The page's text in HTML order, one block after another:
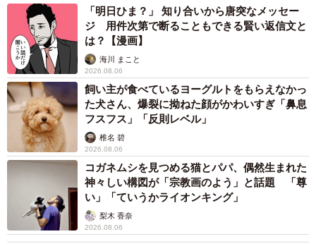
「明日ひま？」 知り合いから唐突なメッセー
ジ 用件次第で断ることもできる賢い返信文と
は？【漫画】
海川 まこと
2026.08.06
飼い主が食べているヨーグルトをもらえなかっ
た犬さん、爆裂に拗ねた顔がかわいすぎ「鼻息
フスフス」「反則レベル」
椎名 碧
2026.08.06
コガネムシを見つめる猫とパパ、偶然生まれた
神々しい構図が「宗教画のよう」と話題 「尊
い」「ていうかライオンキング」
梨木 香奈
2026.08.06